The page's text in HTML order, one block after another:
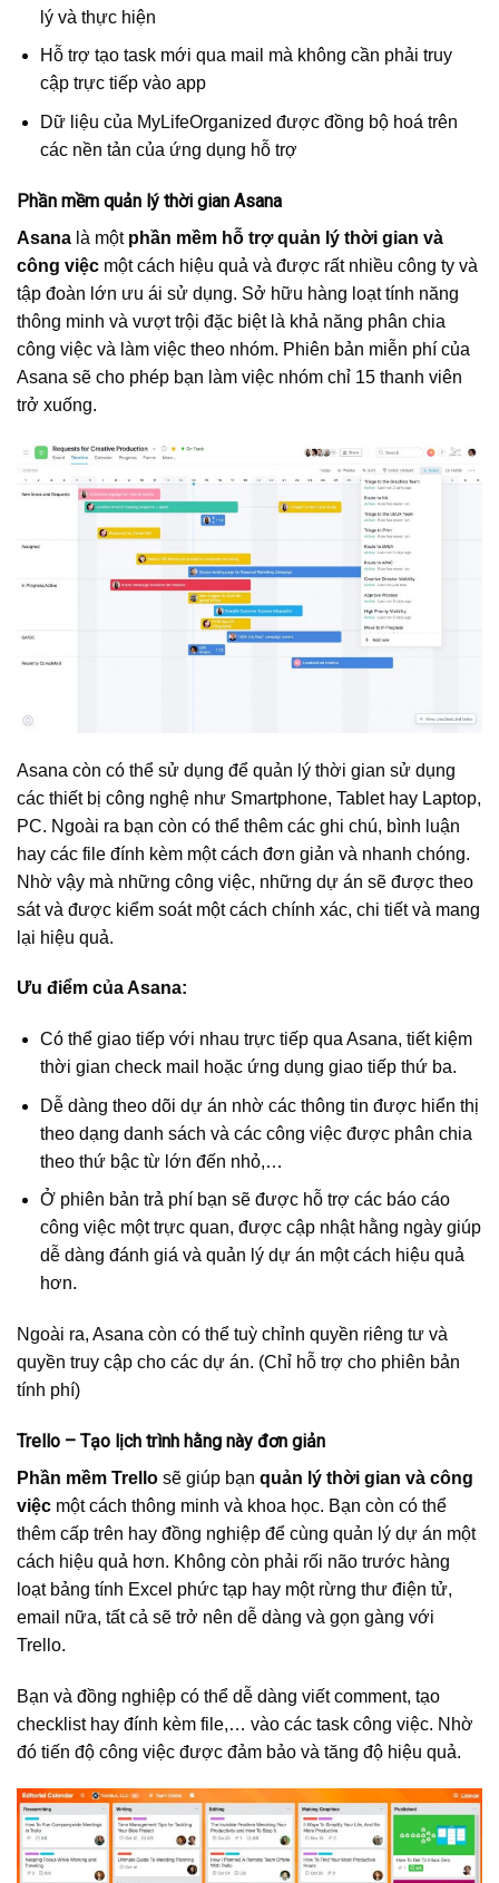
lý và thực hiện
Hỗ trợ tạo task mới qua mail mà không cần phải truy
cập trực tiếp vào app
Dữ liệu của MyLifeOrganized được đồng bộ hoá trên
các nền tản của ứng dụng hỗ trợ
Phần mềm quản lý thời gian Asana
Asana là một phần mềm hỗ trợ quản lý thời gian và
công việc một cách hiệu quả và được rất nhiều công ty và
tập đoàn lớn ưu ái sử dụng. Sở hữu hàng loạt tính năng
thông minh và vượt trội đặc biệt là khả năng phân chia
công việc và làm việc theo nhóm. Phiên bản miễn phí của
Asana sẽ cho phép bạn làm việc nhóm chỉ 15 thanh viên
trở xuống.
Asana còn có thể sử dụng để quản lý thời gian sử dụng
các thiết bị công nghệ như Smartphone, Tablet hay Laptop,
PC. Ngoài ra bạn còn có thể thêm các ghi chú, bình luận
hay các file đính kèm một cách đơn giản và nhanh chóng.
Nhờ vậy mà những công việc, những dự án sẽ được theo
sát và được kiểm soát một cách chính xác, chi tiết và mang
lại hiệu quả.
Ưu điểm của Asana:
Có thể giao tiếp với nhau trực tiếp qua Asana, tiết kiệm
thời gian check mail hoặc ứng dụng giao tiếp thứ ba.
Dễ dàng theo dõi dự án nhờ các thông tin được hiển thị
theo dạng danh sách và các công việc được phân chia
theo thứ bậc từ lớn đến nhỏ,…
Ở phiên bản trả phí bạn sẽ được hỗ trợ các báo cáo
công việc một trực quan, được cập nhật hằng ngày giúp
dễ dàng đánh giá và quản lý dự án một cách hiệu quả
hơn.
Ngoài ra, Asana còn có thể tuỳ chỉnh quyền riêng tư và
quyền truy cập cho các dự án. (Chỉ hỗ trợ cho phiên bản
tính phí)
Trello – Tạo lịch trình hằng này đơn giản
Phần mềm Trello sẽ giúp bạn quản lý thời gian và công
việc một cách thông minh và khoa học. Bạn còn có thể
thêm cấp trên hay đồng nghiệp để cùng quản lý dự án một
cách hiệu quả hơn. Không còn phải rối não trước hàng
loạt bảng tính Excel phức tạp hay một rừng thư điện tử,
email nữa, tất cả sẽ trở nên dễ dàng và gọn gàng với
Trello.
Bạn và đồng nghiệp có thể dễ dàng viết comment, tạo
checklist hay đính kèm file,… vào các task công việc. Nhờ
đó tiến độ công việc được đảm bảo và tăng độ hiệu quả.